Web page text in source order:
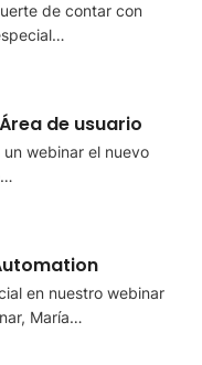
de contar con
de usuario
webinar el nuevo
en nuestro webinar
María…